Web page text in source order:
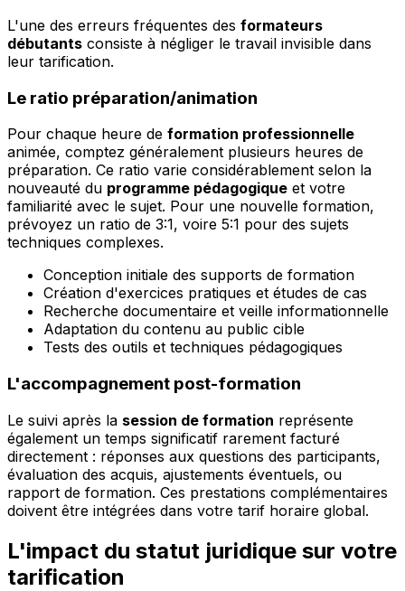
L'une des erreurs fréquentes des formateurs
débutants consiste à négliger le travail invisible dans
leur tarification.
Le ratio préparation/animation
Pour chaque heure de formation professionnelle
animée, comptez généralement plusieurs heures de
préparation. Ce ratio varie considérablement selon la
nouveauté du programme pédagogique et votre
familiarité avec le sujet. Pour une nouvelle formation,
prévoyez un ratio de 3:1, voire 5:1 pour des sujets
techniques complexes.
Conception initiale des supports de formation
Création d'exercices pratiques et études de cas
Recherche documentaire et veille informationnelle
Adaptation du contenu au public cible
Tests des outils et techniques pédagogiques
L'accompagnement post-formation
Le suivi après la session de formation représente
également un temps significatif rarement facturé
directement : réponses aux questions des participants,
évaluation des acquis, ajustements éventuels, ou
rapport de formation. Ces prestations complémentaires
doivent être intégrées dans votre tarif horaire global.
L'impact du statut juridique sur votre
tarification